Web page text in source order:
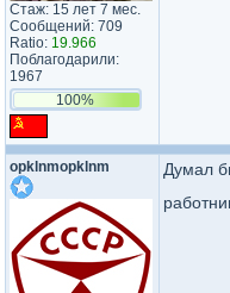
Стаж: 15 лет 7 мес.
Сообщений: 709
Ratio: 19.966
Поблагодарили:
1967
100%
opklnmopklnm
Думал